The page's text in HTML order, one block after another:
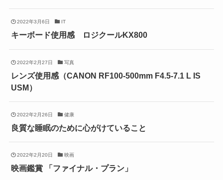
2022年3月6日 IT
キーボード使用感 ロジクールKX800
2022年2月27日 写真
レンズ使用感（CANON RF100-500mm F4.5-7.1 L IS
USM）
2022年2月26日 健康
良質な睡眠のために心がけていること
2022年2月20日 映画
映画鑑賞 「ファイナル・プラン」